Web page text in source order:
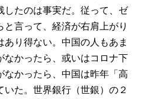
したのは事実だ。従って、ゼ
言って、経済が右肩上がり
り得ない。中国の人もあま
なかったら、或いはコロナ下
なかったら、中国は昨年「高
た。世界銀行（世銀）の２